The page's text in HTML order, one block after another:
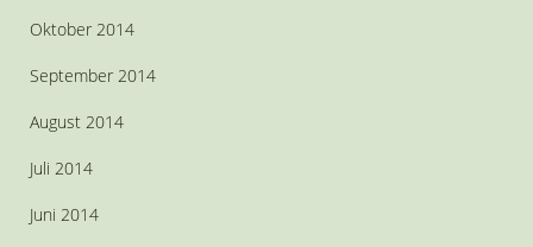
Oktober 2014
September 2014
August 2014
Juli 2014
Juni 2014